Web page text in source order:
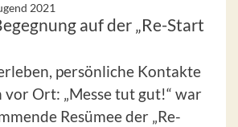
2021
auf der „Re-Start
persönliche Kontakte
vor Ort: „Messe tut gut!“ war
Resümee der „Re-